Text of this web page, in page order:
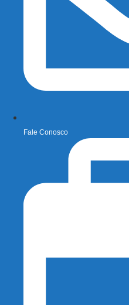
Fale Conosco